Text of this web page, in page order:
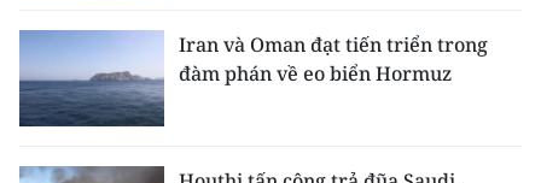
Iran và Oman đạt tiến triển trong
đàm phán về eo biển Hormuz